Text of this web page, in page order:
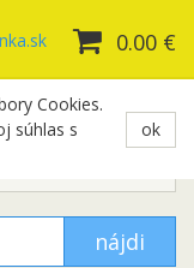
Cookies.
súhlas s
ok
0.00 €
nájdi